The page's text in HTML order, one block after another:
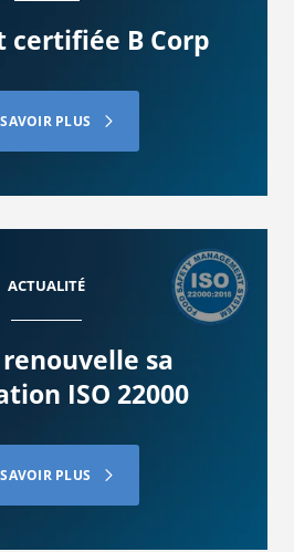
certifiée B Corp
PLUS
ACTUALITÉ
renouvelle sa
ISO 22000
PLUS